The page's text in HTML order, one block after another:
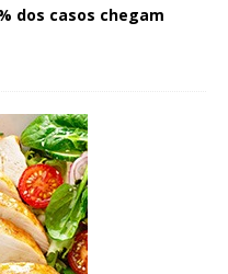
dos casos chegam